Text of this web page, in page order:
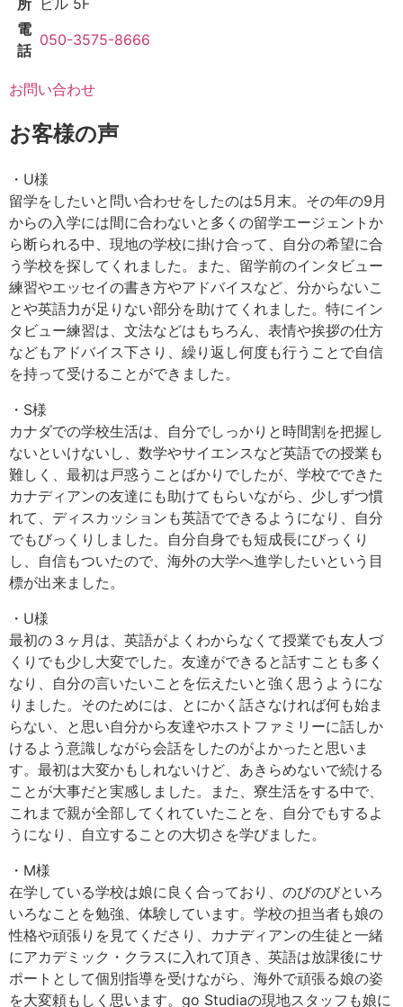
所
ビル 5F
電
話
050-3575-8666
お問い合わせ
お客様の声
・U様
留学をしたいと問い合わせをしたのは5月末。その年の9月
からの入学には間に合わないと多くの留学エージェントか
ら断られる中、現地の学校に掛け合って、自分の希望に合
う学校を探してくれました。また、留学前のインタビュー
練習やエッセイの書き方やアドバイスなど、分からないこ
とや英語力が足りない部分を助けてくれました。特にイン
タビュー練習は、文法などはもちろん、表情や挨拶の仕方
などもアドバイス下さり、繰り返し何度も行うことで自信
を持って受けることができました。
・S様
カナダでの学校生活は、自分でしっかりと時間割を把握し
ないといけないし、数学やサイエンスなど英語での授業も
難しく、最初は戸惑うことばかりでしたが、学校でできた
カナディアンの友達にも助けてもらいながら、少しずつ慣
れて、ディスカッションも英語でできるようになり、自分
でもびっくりしました。自分自身でも短成長にびっくり
し、自信もついたので、海外の大学へ進学したいという目
標が出来ました。
・U様
最初の３ヶ月は、英語がよくわからなくて授業でも友人づ
くりでも少し大変でした。友達ができると話すことも多く
なり、自分の言いたいことを伝えたいと強く思うようにな
りました。そのためには、とにかく話さなければ何も始ま
らない、と思い自分から友達やホストファミリーに話しか
けるよう意識しながら会話をしたのがよかったと思いま
す。最初は大変かもしれないけど、あきらめないで続ける
ことが大事だと実感しました。また、寮生活をする中で、
これまで親が全部してくれていたことを、自分でもするよ
うになり、自立することの大切さを学びました。
・M様
在学している学校は娘に良く合っており、のびのびといろ
いろなことを勉強、体験しています。学校の担当者も娘の
性格や頑張りを見てくださり、カナディアンの生徒と一緒
にアカデミック・クラスに入れて頂き、英語は放課後にサ
ポートとして個別指導を受けながら、海外で頑張る娘の姿
を大変頼もしく思います。go Studiaの現地スタッフも娘に